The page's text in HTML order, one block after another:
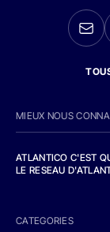
MIEUX NOUS
ATLANTICO C'EST
LE RESEAU
CATEGORIES